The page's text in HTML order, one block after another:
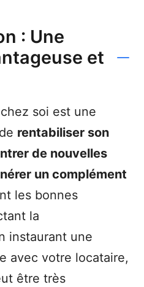
: Une
et
soi est une
rentabiliser son
de nouvelles
un complément
les bonnes
la
instaurant une
avec votre locataire,
être très